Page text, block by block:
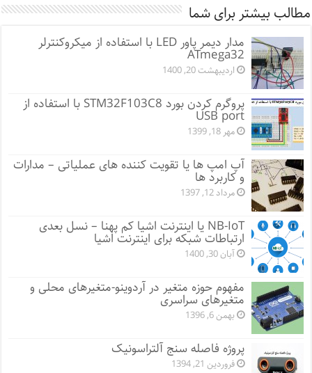
مطالب بیشتر برای شما
مدار دیمر پاور LED با استفاده از میکروکنترلر
ATmega32
اردیبهشت 20, 1400
پروگرم کردن بورد STM32F103C8 با استفاده از
USB port
مهر 18, 1399
آپ امپ ها یا تقویت کننده های عملیاتی – مدارات
و کاربرد ها
مرداد 12, 1397
NB-IoT یا اینترنت اشیا کم پهنا – نسل بعدی
ارتباطات شبکه برای اینترنت اشیا
آبان 30, 1400
مفهوم حوزه متغیر در آردوینو-متغیرهای محلی و
متغیرهای سراسری
بهمن 6, 1396
پروژه فاصله سنج آلتراسونیک
فروردین 21, 1394